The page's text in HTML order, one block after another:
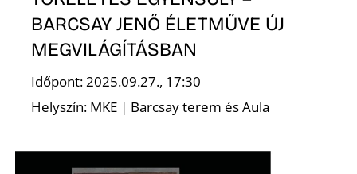
BARCSAY JENŐ ÉLETMŰVE ÚJ
MEGVILÁGÍTÁSBAN
Időpont: 2025.09.27., 17:30
Helyszín: MKE | Barcsay terem és Aula